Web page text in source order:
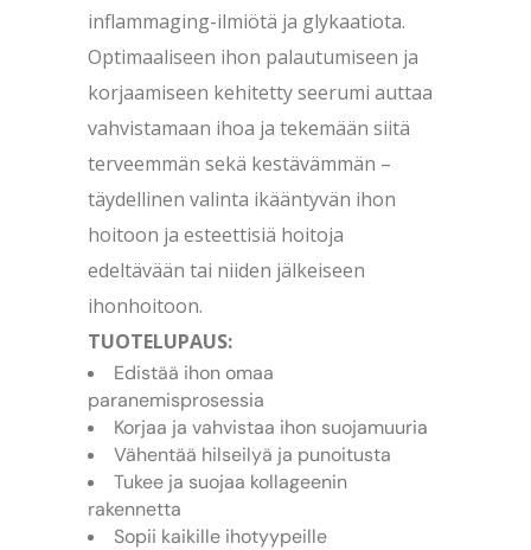
inflammaging-ilmiötä ja glykaatiota.
Optimaaliseen ihon palautumiseen ja
korjaamiseen kehitetty seerumi auttaa
vahvistamaan ihoa ja tekemään siitä
terveemmän sekä kestävämmän –
täydellinen valinta ikääntyvän ihon
hoitoon ja esteettisiä hoitoja
edeltävään tai niiden jälkeiseen
ihonhoitoon.
TUOTELUPAUS:
Edistää ihon omaa
paranemisprosessia
Korjaa ja vahvistaa ihon suojamuuria
Vähentää hilseilyä ja punoitusta
Tukee ja suojaa kollageenin
rakennetta
Sopii kaikille ihotyypeille